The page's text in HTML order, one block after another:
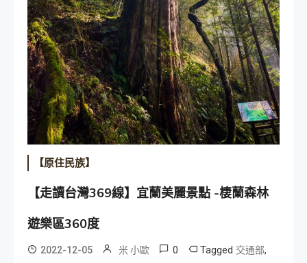
【原住民族】
【走讀台灣369線】宜蘭美麗景點 -棲蘭森林
遊樂區360度
2022-12-05 米 小歐 0 Tagged 交通部,